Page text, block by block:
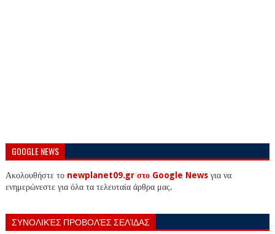
GOOGLE NEWS
Ακολουθήστε το newplanet09.gr στο Google Newsγια να
ενημερώνεστε για όλα τα τελευταία άρθρα μας.
ΣΥΝΟΛΙΚΈΣ ΠΡΟΒΟΛΈΣ ΣΕΛΊΔΑΣ